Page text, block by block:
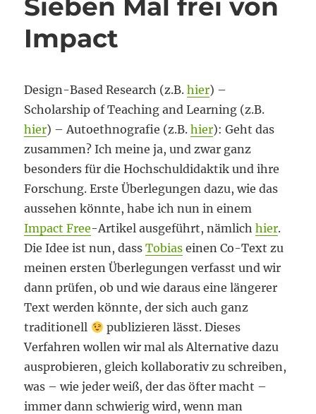
Sieben Mal frei von
Impact
Design-Based Research (z.B.hier) –
Scholarship of Teaching and Learning (z.B.
hier) – Autoethnografie (z.B.hier): Geht das
zusammen? Ich meine ja, und zwar ganz
besonders für die Hochschuldidaktik und ihre
Forschung. Erste Überlegungen dazu, wie das
aussehen könnte, habe ich nun in einem
Impact Free-Artikel ausgeführt, nämlichhier.
Die Idee ist nun, dassTobias einen Co-Text zu
meinen ersten Überlegungen verfasst und wir
dann prüfen, ob und wie daraus eine längerer
Text werden könnte, der sich auch ganz
traditionell
publizieren lässt. Dieses
Verfahren wollen wir mal als Alternative dazu
ausprobieren, gleich kollaborativ zu schreiben,
was – wie jeder weiß, der das öfter macht –
immer dann schwierig wird, wenn man